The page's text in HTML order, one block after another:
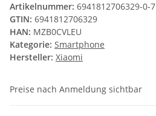
Artikelnummer: 6941812706329-0-7
GTIN: 6941812706329
HAN: MZB0CVLEU
Kategorie: Smartphone
Hersteller: Xiaomi
Preise nach Anmeldung sichtbar